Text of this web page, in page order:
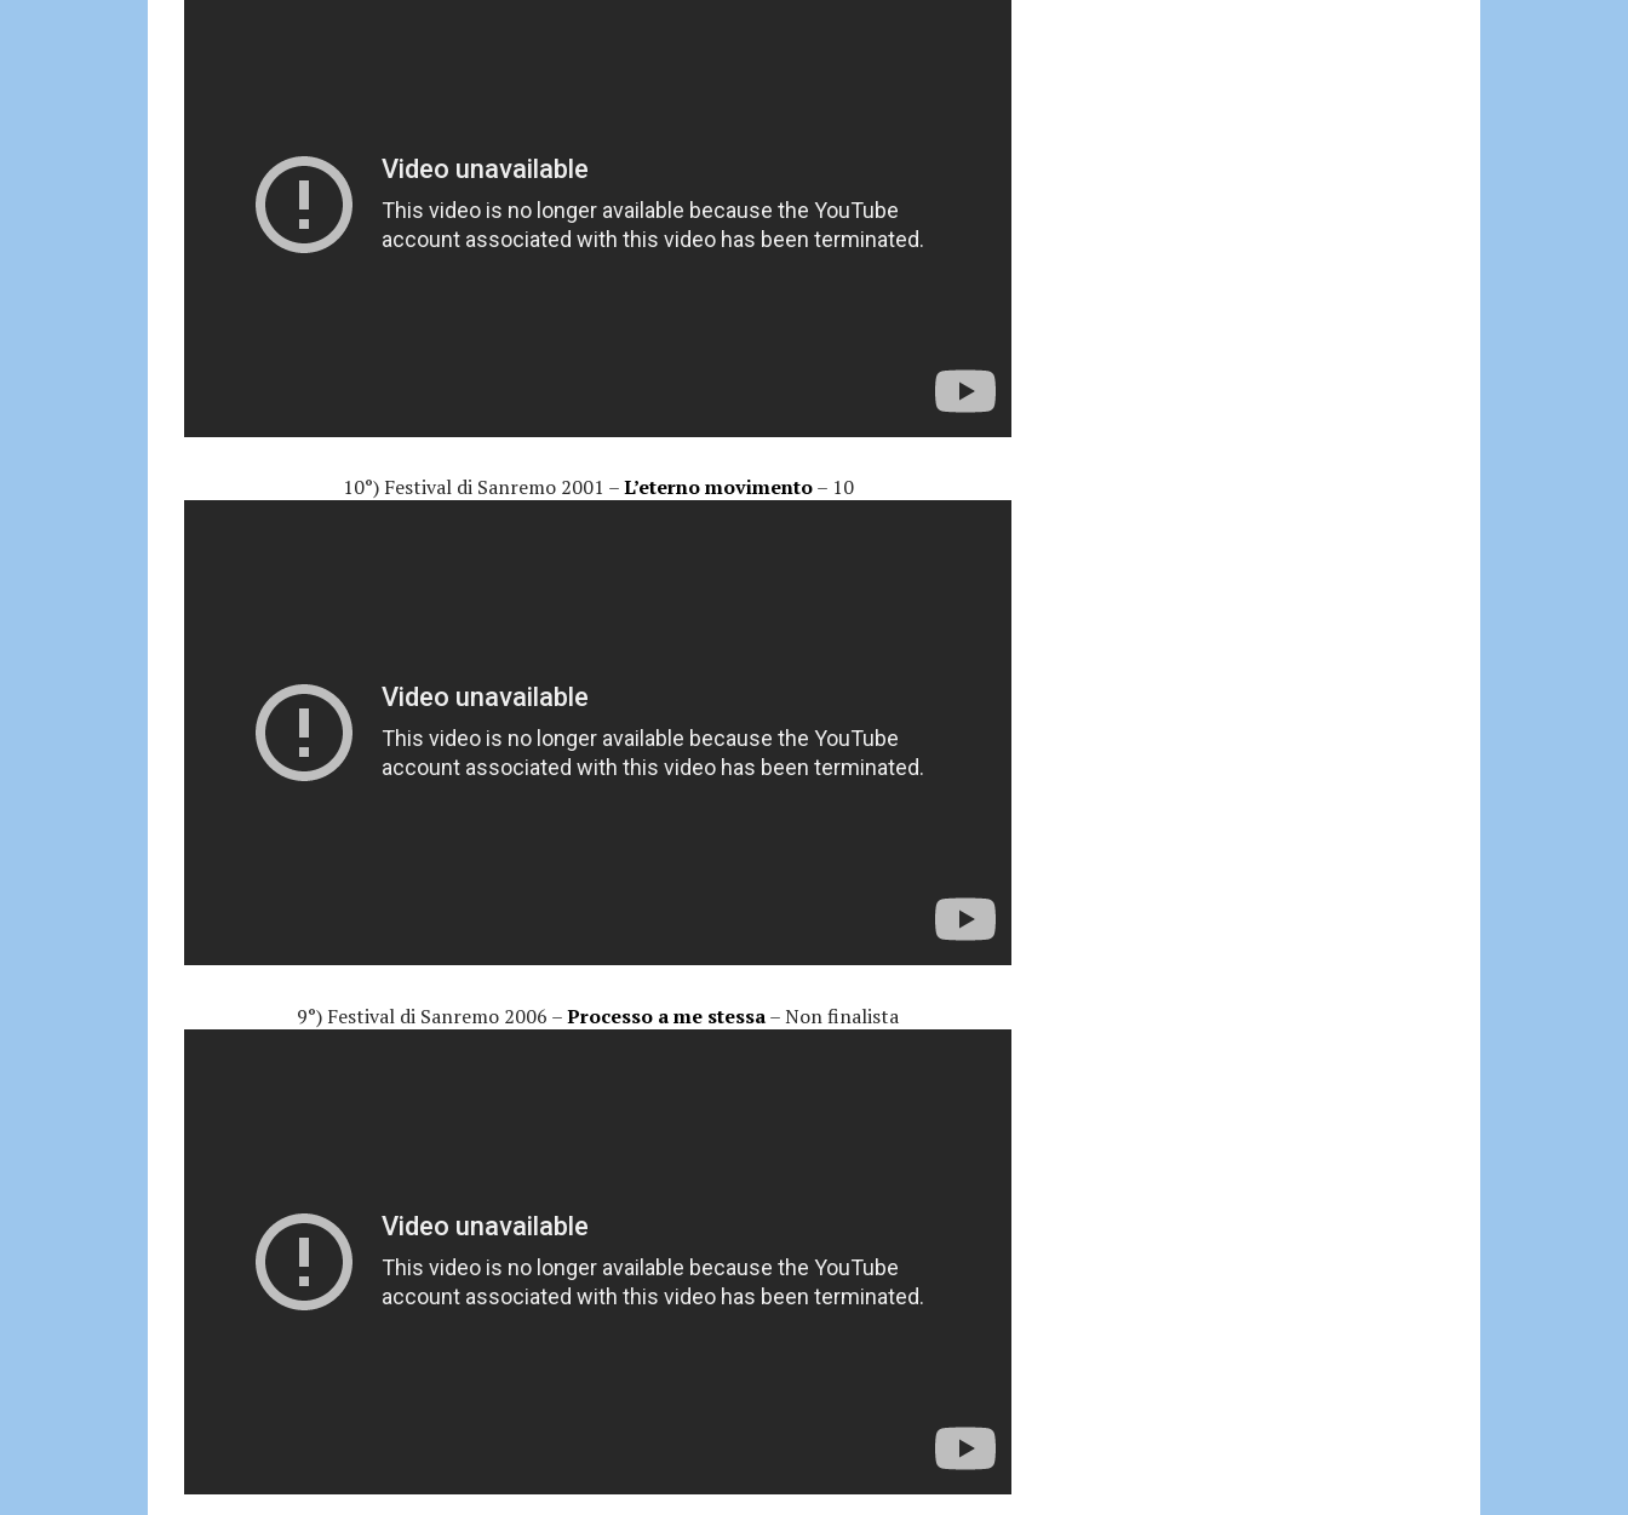
10°) Festival di Sanremo 2001 –L’eterno movimento– 10
9°) Festival di Sanremo 2006 –Processo a me stessa– Non finalista